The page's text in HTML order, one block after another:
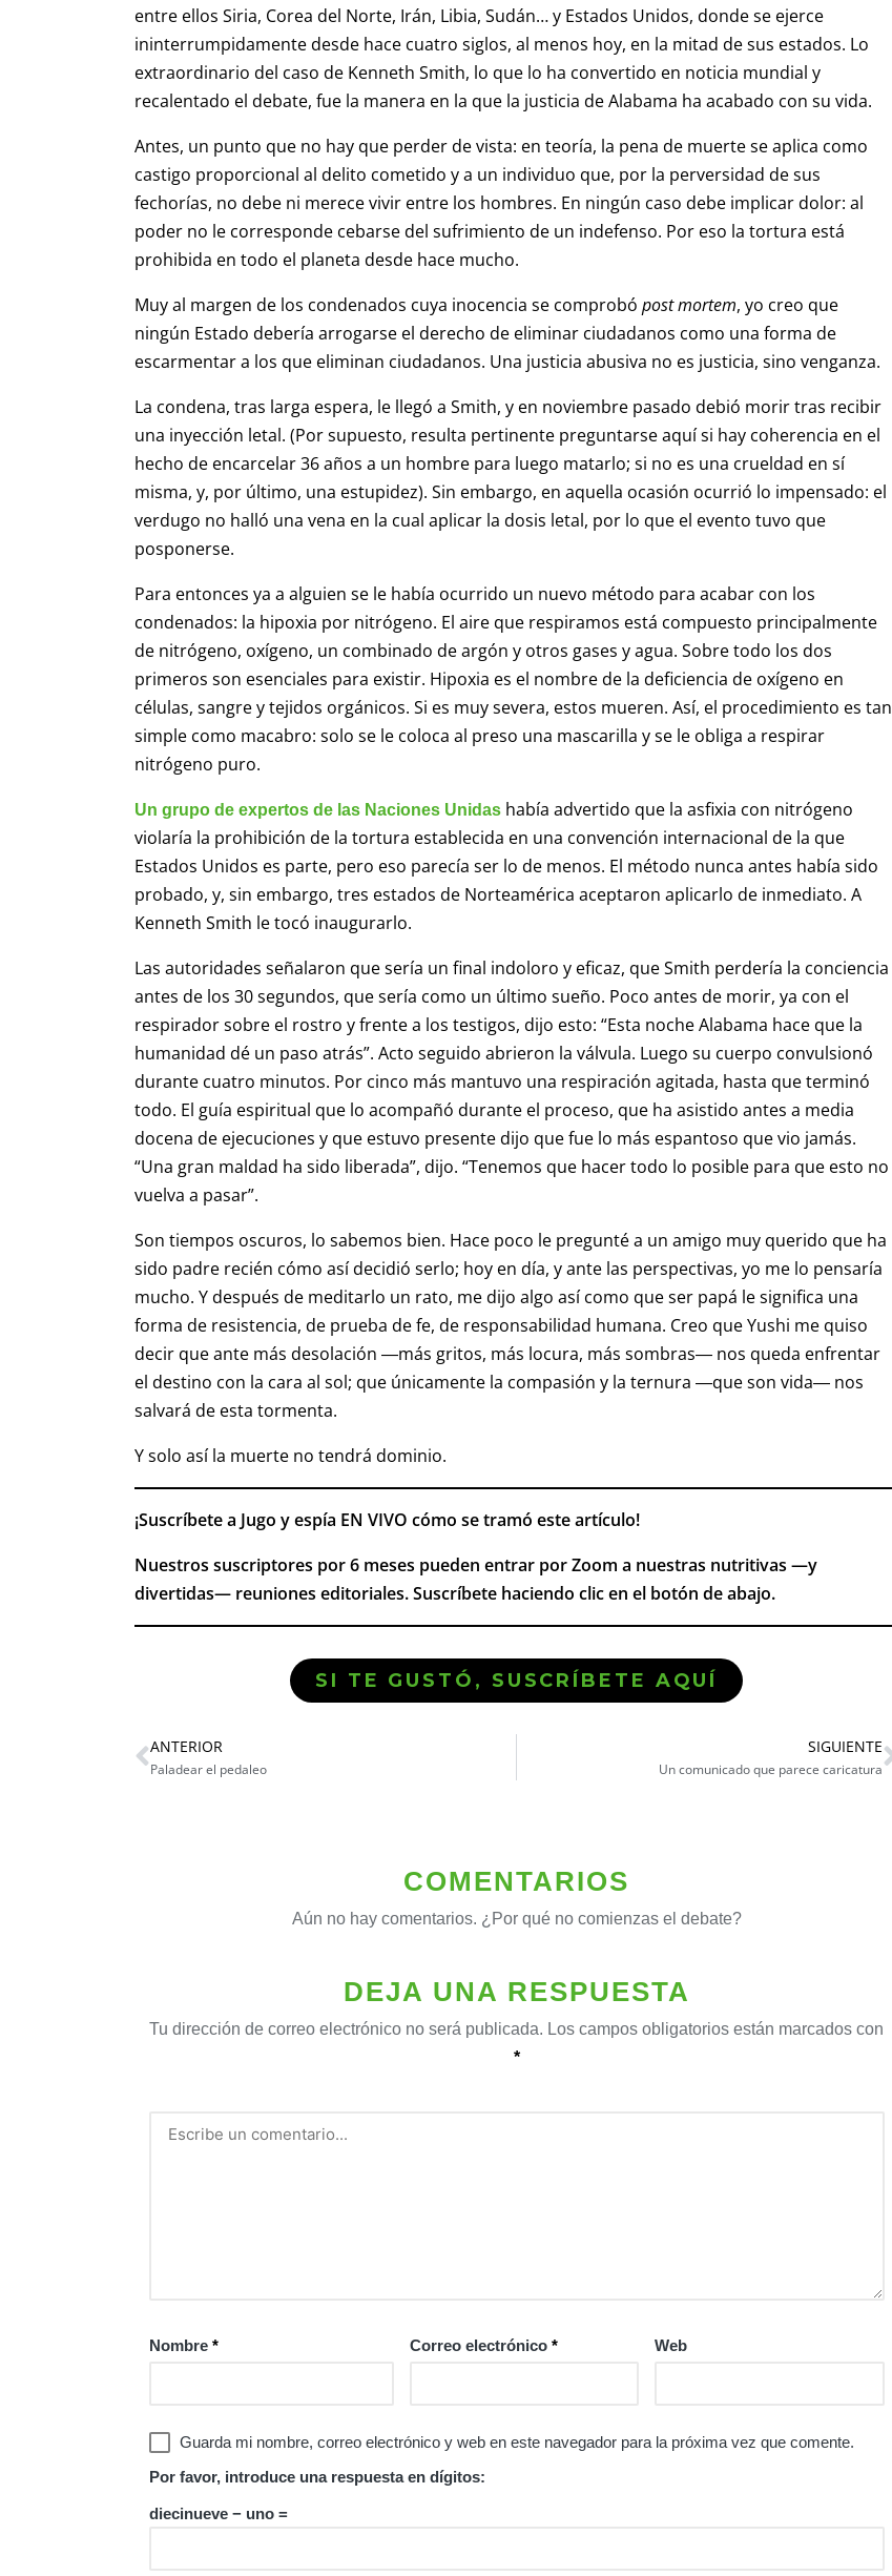
entre ellos Siria, Corea del Norte, Irán, Libia, Sudán… y Estados Unidos, donde se ejerce
ininterrumpidamente desde hace cuatro siglos, al menos hoy, en la mitad de sus estados. Lo
extraordinario del caso de Kenneth Smith, lo que lo ha convertido en noticia mundial y
recalentado el debate, fue la manera en la que la justicia de Alabama ha acabado con su vida.
Antes, un punto que no hay que perder de vista: en teoría, la pena de muerte se aplica como
castigo proporcional al delito cometido y a un individuo que, por la perversidad de sus
fechorías, no debe ni merece vivir entre los hombres. En ningún caso debe implicar dolor: al
poder no le corresponde cebarse del sufrimiento de un indefenso. Por eso la tortura está
prohibida en todo el planeta desde hace mucho.
Muy al margen de los condenados cuya inocencia se comprobópost mortem, yo creo que
ningún Estado debería arrogarse el derecho de eliminar ciudadanos como una forma de
escarmentar a los que eliminan ciudadanos. Una justicia abusiva no es justicia, sino venganza.
La condena, tras larga espera, le llegó a Smith, y en noviembre pasado debió morir tras recibir
una inyección letal. (Por supuesto, resulta pertinente preguntarse aquí si hay coherencia en el
hecho de encarcelar 36 años a un hombre para luego matarlo; si no es una crueldad en sí
misma, y, por último, una estupidez). Sin embargo, en aquella ocasión ocurrió lo impensado: el
verdugo no halló una vena en la cual aplicar la dosis letal, por lo que el evento tuvo que
posponerse.
Para entonces ya a alguien se le había ocurrido un nuevo método para acabar con los
condenados: la hipoxia por nitrógeno. El aire que respiramos está compuesto principalmente
de nitrógeno, oxígeno, un combinado de argón y otros gases y agua. Sobre todo los dos
primeros son esenciales para existir. Hipoxia es el nombre de la deficiencia de oxígeno en
células, sangre y tejidos orgánicos. Si es muy severa, estos mueren. Así, el procedimiento es tan
simple como macabro: solo se le coloca al preso una mascarilla y se le obliga a respirar
nitrógeno puro.
Un grupo de expertos de las Naciones Unidas había advertido que la asfixia con nitrógeno
violaría la prohibición de la tortura establecida en una convención internacional de la que
Estados Unidos es parte, pero eso parecía ser lo de menos. El método nunca antes había sido
probado, y, sin embargo, tres estados de Norteamérica aceptaron aplicarlo de inmediato. A
Kenneth Smith le tocó inaugurarlo.
Las autoridades señalaron que sería un final indoloro y eficaz, que Smith perdería la conciencia
antes de los 30 segundos, que sería como un último sueño. Poco antes de morir, ya con el
respirador sobre el rostro y frente a los testigos, dijo esto: “Esta noche Alabama hace que la
humanidad dé un paso atrás”. Acto seguido abrieron la válvula. Luego su cuerpo convulsionó
durante cuatro minutos. Por cinco más mantuvo una respiración agitada, hasta que terminó
todo. El guía espiritual que lo acompañó durante el proceso, que ha asistido antes a media
docena de ejecuciones y que estuvo presente dijo que fue lo más espantoso que vio jamás.
“Una gran maldad ha sido liberada”, dijo. “Tenemos que hacer todo lo posible para que esto no
vuelva a pasar”.
Son tiempos oscuros, lo sabemos bien. Hace poco le pregunté a un amigo muy querido que ha
sido padre recién cómo así decidió serlo; hoy en día, y ante las perspectivas, yo me lo pensaría
mucho. Y después de meditarlo un rato, me dijo algo así como que ser papá le significa una
forma de resistencia, de prueba de fe, de responsabilidad humana. Creo que Yushi me quiso
decir que ante más desolación ―más gritos, más locura, más sombras― nos queda enfrentar
el destino con la cara al sol; que únicamente la compasión y la ternura ―que son vida― nos
salvará de esta tormenta.
Y solo así la muerte no tendrá dominio.
¡Suscríbete a Jugo y espía EN VIVO cómo se tramó este artículo!
Nuestros suscriptores por 6 meses pueden entrar por Zoom a nuestras nutritivas —y
divertidas— reuniones editoriales. Suscríbete haciendo clic en el botón de abajo.
SI TE GUSTÓ, SUSCRÍBETE AQUÍ
ANTERIOR
Paladear el pedaleo
SIGUIENTE
Un comunicado que parece caricatura
COMENTARIOS
Aún no hay comentarios. ¿Por qué no comienzas el debate?
DEJA UNA RESPUESTA
Tu dirección de correo electrónico no será publicada. Los campos obligatorios están marcados con
*
Nombre * Correo electrónico * Web
Guarda mi nombre, correo electrónico y web en este navegador para la próxima vez que comente.
Por favor, introduce una respuesta en dígitos:
diecinueve − uno =